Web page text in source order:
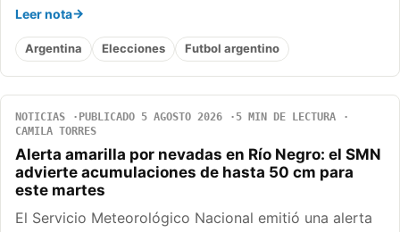
Leer nota
Argentina Elecciones Futbol argentino
NOTICIAS PUBLICADO 5 AGOSTO 2026
5 MIN DE LECTURA
CAMILA TORRES
Alerta amarilla por nevadas en Río Negro: el SMN
advierte acumulaciones de hasta 50 cm para
este martes
El Servicio Meteorológico Nacional emitió una alerta